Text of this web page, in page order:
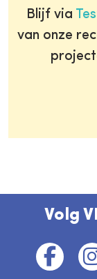
Blijf via
van onze
Volg